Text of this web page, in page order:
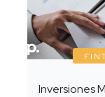
Inversiones